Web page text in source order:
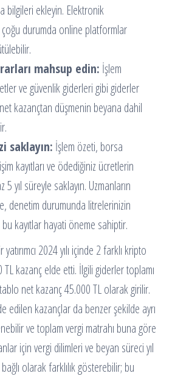
bilgileri ekleyin. Elektronik
durumda online platformlar
mahsup edin: İşlem
ve güvenlik giderleri gibi giderler
kazançtan düşmenin beyana dahil
saklayın: İşlem özeti, borsa
kayıtları ve ödediğiniz ücretlerin
5 yıl süreyle saklayın. Uzmanların
denetim durumunda litrelerinizin
kayıtlar hayati öneme sahiptir.
2024 yılı içinde 2 farklı kripto
TL kazanç elde etti. İlgili giderler toplamı
net kazanç 45.000 TL olarak girilir.
edilen kazançlar da benzer şekilde ayrı
ve toplam vergi matrahı buna göre
için vergi dilimleri ve beyan süreci yıl
olarak farklılık gösterebilir; bu